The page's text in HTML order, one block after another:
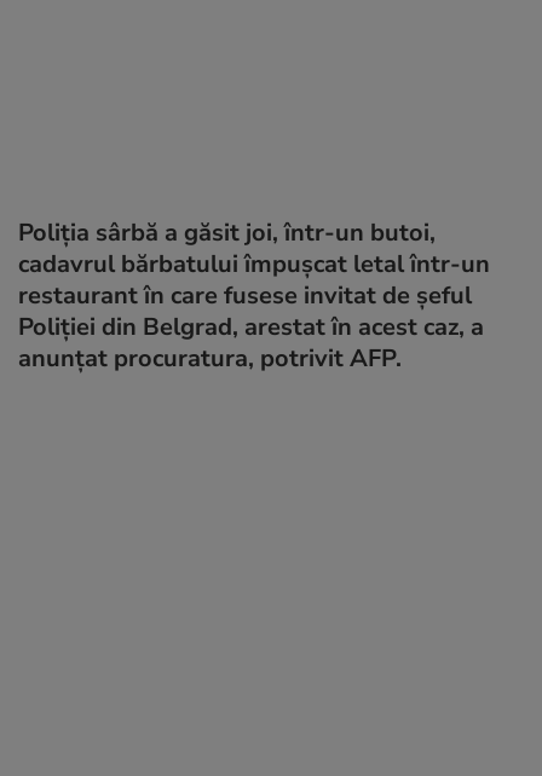
Poliția sârbă a găsit joi, într-un butoi,
cadavrul bărbatului împușcat letal într-un
restaurant în care fusese invitat de șeful
Poliției din Belgrad, arestat în acest caz, a
anunțat procuratura, potrivit AFP.